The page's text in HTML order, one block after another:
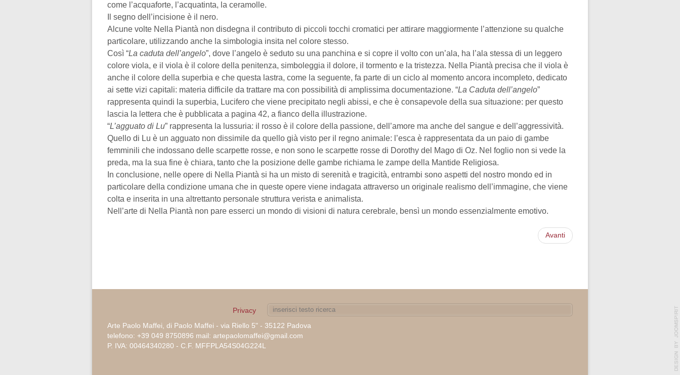
come l’acquaforte, l’acquatinta, la ceramolle.
Il segno dell’incisione è il nero.
Alcune volte Nella Piantà non disdegna il contributo di piccoli tocchi cromatici per attirare maggiormente l’attenzione su qualche
particolare, utilizzando anche la simbologia insita nel colore stesso.
Così “La caduta dell’angelo”, dove l’angelo è seduto su una panchina e si copre il volto con un’ala, ha l’ala stessa di un leggero
colore viola, e il viola è il colore della penitenza, simboleggia il dolore, il tormento e la tristezza. Nella Piantà precisa che il viola è
anche il colore della superbia e che questa lastra, come la seguente, fa parte di un ciclo al momento ancora incompleto, dedicato
ai sette vizi capitali: materia difficile da trattare ma con possibilità di amplissima documentazione. “La Caduta dell’angelo”
rappresenta quindi la superbia, Lucifero che viene precipitato negli abissi, e che è consapevole della sua situazione: per questo
lascia la lettera che è pubblicata a pagina 42, a fianco della illustrazione.
“L’agguato di Lu” rappresenta la lussuria: il rosso è il colore della passione, dell’amore ma anche del sangue e dell’aggressività.
Quello di Lu è un agguato non dissimile da quello già visto per il regno animale: l’esca è rappresentata da un paio di gambe
femminili che indossano delle scarpette rosse, e non sono le scarpette rosse di Dorothy del Mago di Oz. Nel foglio non si vede la
preda, ma la sua fine è chiara, tanto che la posizione delle gambe richiama le zampe della Mantide Religiosa.
In conclusione, nelle opere di Nella Piantà si ha un misto di serenità e tragicità, entrambi sono aspetti del nostro mondo ed in
particolare della condizione umana che in queste opere viene indagata attraverso un originale realismo dell’immagine, che viene
colta e inserita in una altrettanto personale struttura verista e animalista.
Nell’arte di Nella Piantà non pare esserci un mondo di visioni di natura cerebrale, bensì un mondo essenzialmente emotivo.
Avanti
Privacy
Arte Paolo Maffei, di Paolo Maffei - via Riello 5" - 35122 Padova
telefono: +39 049 8750896 mail: artepaolomaffei@gmail.com
P. IVA: 00464340280 - C.F. MFFPLA54S04G224L